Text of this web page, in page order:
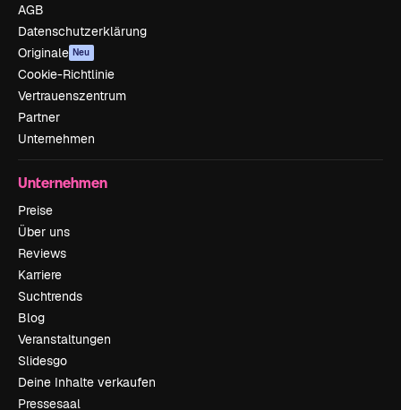
AGB
Datenschutzerklärung
Originale Neu
Cookie-Richtlinie
Vertrauenszentrum
Partner
Unternehmen
Unternehmen
Preise
Über uns
Reviews
Karriere
Suchtrends
Blog
Veranstaltungen
Slidesgo
Deine Inhalte verkaufen
Pressesaal